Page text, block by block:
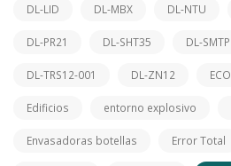
DL-LID DL-MBX DL-NTU
DL-PR21 DL-SHT35 DL-SMTP
DL-TRS12-001 DL-ZN12
Edificios entorno explosivo
Envasadoras botellas Error Total